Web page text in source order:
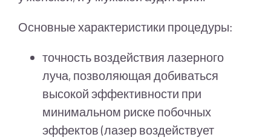
Основные характеристики процедуры:
точность воздействия лазерного
луча, позволяющая добиваться
высокой эффективности при
минимальном риске побочных
эффектов (лазер воздействует